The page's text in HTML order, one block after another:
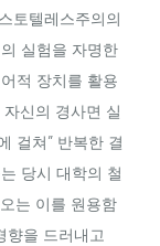
토텔레스주의의
실험을 자명한
적 장치를 활용
신의 경사면 실
걸쳐” 반복한 결
당시 대학의 철
는 이를 원용함
향을 드러내고